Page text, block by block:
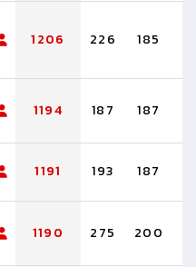
1206 226 185
1194 187 187
1191 193 187
1190 275 200